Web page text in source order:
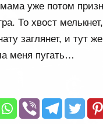
уже потом
То хвост
заглянет, и тут
меня пугать…